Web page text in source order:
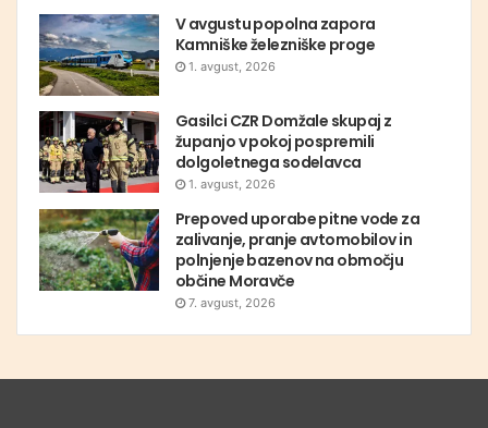
V avgustu popolna zapora
Kamniške železniške proge
1. avgust, 2026
Gasilci CZR Domžale skupaj z
županjo v pokoj pospremili
dolgoletnega sodelavca
1. avgust, 2026
Prepoved uporabe pitne vode za
zalivanje, pranje avtomobilov in
polnjenje bazenov na območju
občine Moravče
7. avgust, 2026